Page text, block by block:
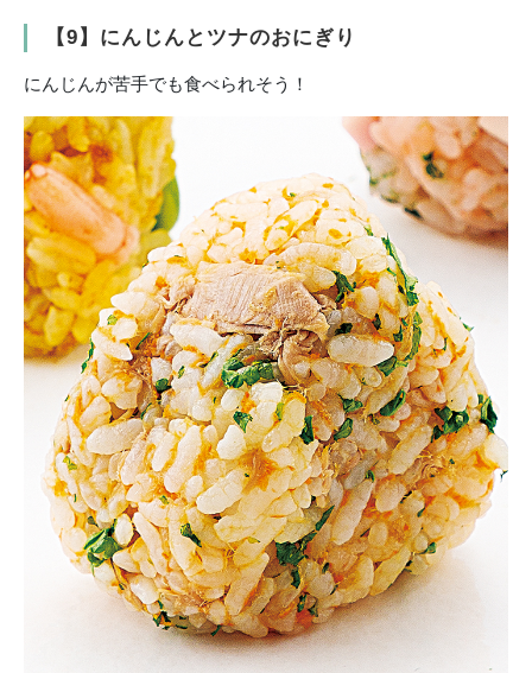
【9】にんじんとツナのおにぎり
にんじんが苦手でも食べられそう！